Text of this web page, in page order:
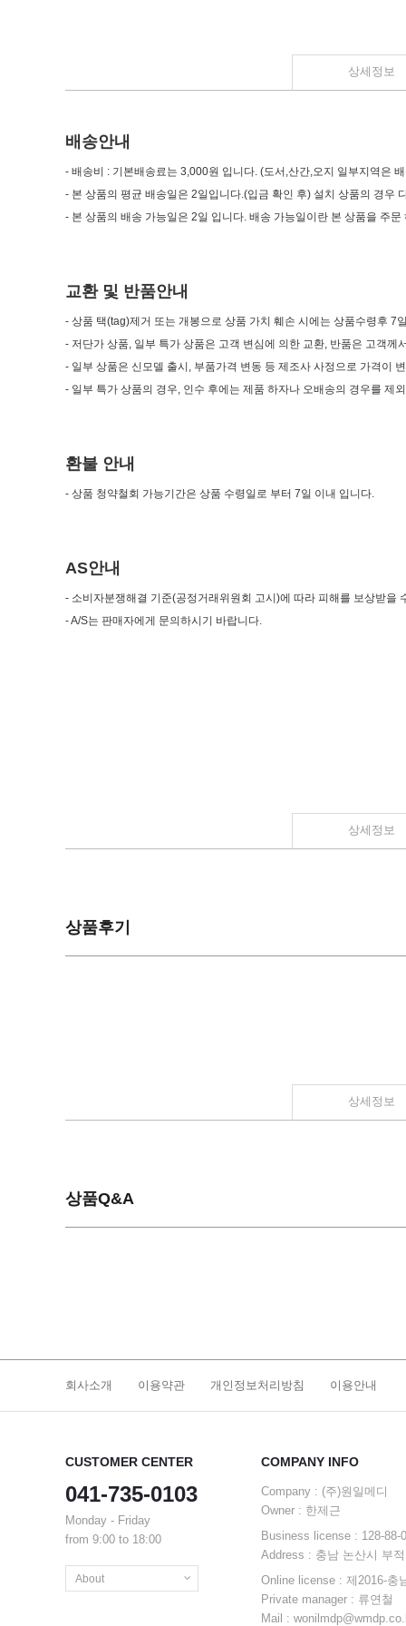
상세정보
배송안내
- 배송비 : 기본배송료는 3,000원 입니다. (도서,산간,오지 일부지역은
- 본 상품의 평균 배송일은 2일입니다.(입금 확인 후) 설치 상품의 경우
- 본 상품의 배송 가능일은 2일 입니다. 배송 가능일이란 본 상품을 주
교환 및 반품안내
- 상품 택(tag)제거 또는 개봉으로 상품 가치 훼손 시에는 상품수령후 7
- 저단가 상품, 일부 특가 상품은 고객 변심에 의한 교환, 반품은 고객
- 일부 상품은 신모델 출시, 부품가격 변동 등 제조사 사정으로 가격이
- 일부 특가 상품의 경우, 인수 후에는 제품 하자나 오배송의 경우를 제
환불 안내
- 상품 청약철회 가능기간은 상품 수령일로 부터 7일 이내 입니다.
AS안내
- 소비자분쟁해결 기준(공정거래위원회 고시)에 따라 피해를 보상받을
- A/S는 판매자에게 문의하시기 바랍니다.
상세정보
상품후기
상세정보
상품Q&A
회사소개 이용약관 개인정보처리방침 이용안내
CUSTOMER CENTER
041-735-0103
Monday - Friday
from 9:00 to 18:00
About
COMPANY INFO
Company : (주)원일메디
Owner : 한제근
Business license : 128-
Address : 충남 논산시 부
Online license : 제2016-충
Private manager : 류연철
Mail :